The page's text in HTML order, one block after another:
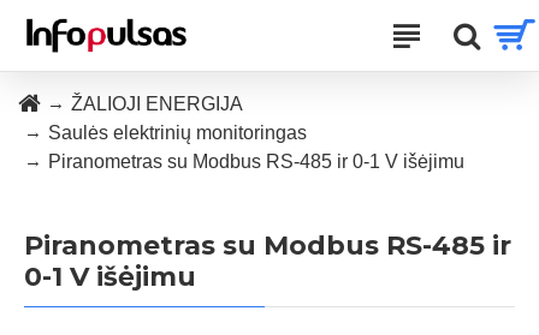
ŽALIOJI ENERGIJA
Saulės elektrinių monitoringas
Piranometras su Modbus RS-485 ir 0-1 V išėjimu
Piranometras su Modbus RS-485 ir
0-1 V išėjimu